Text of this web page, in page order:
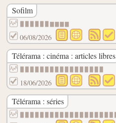
Sofilm
▉▉▉▉▉▉▇▇▇▇
06/08/2026
Télérama : cinéma : articles libres
18/06/2026
Télérama : séries